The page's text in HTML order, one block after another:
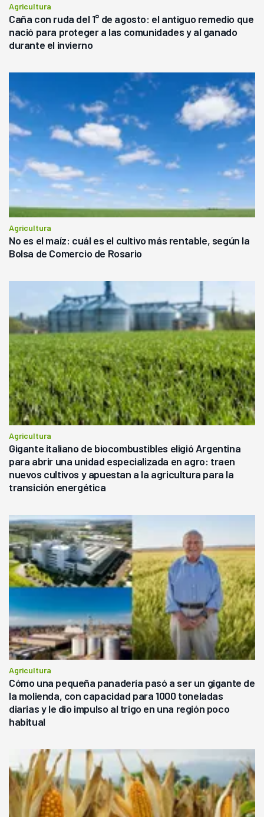
Agricultura
Caña con ruda del 1° de agosto: el antiguo remedio que
nació para proteger a las comunidades y al ganado
durante el invierno
Agricultura
No es el maíz: cuál es el cultivo más rentable, según la
Bolsa de Comercio de Rosario
Agricultura
Gigante italiano de biocombustibles eligió Argentina
para abrir una unidad especializada en agro: traen
nuevos cultivos y apuestan a la agricultura para la
transición energética
Agricultura
Cómo una pequeña panadería pasó a ser un gigante de
la molienda, con capacidad para 1000 toneladas
diarias y le dio impulso al trigo en una región poco
habitual